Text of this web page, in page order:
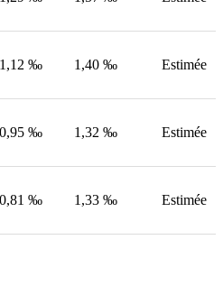
1,12 ‰ 1,40 ‰ Estimée
0,95 ‰ 1,32 ‰ Estimée
0,81 ‰ 1,33 ‰ Estimée